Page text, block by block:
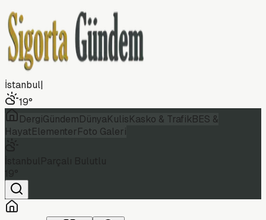
İstanbul|
19°
DergiGündemDünyaKulisKasko & TrafikBES &
HayatElementerFoto Galeri